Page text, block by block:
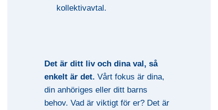
kollektivavtal.
Det är ditt liv och dina val, så
enkelt är det. Vårt fokus är dina,
din anhöriges eller ditt barns
behov. Vad är viktigt för er? Det är